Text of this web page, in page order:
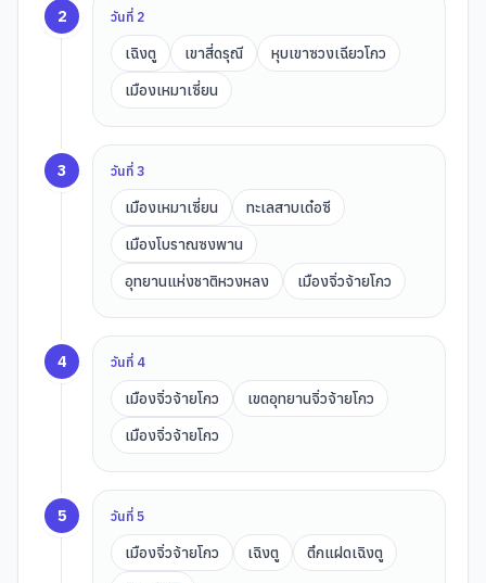
2 วันที่ 2
เฉิงตู เขาสี่ดรุณี
หุบเขาซวงเฉียวโกว
เมืองเหมาเซี่ยน
3 วันที่3
เมืองเหมาเซี่ยน
ทะเลสาบเต๋อซี
เมืองโบราณซงพาน
อุทยานแห่งชาติหวงหลง
เมืองจิ่วจ้ายโกว
4 วันที่ 4
เมืองจิ่วจ้ายโกว
เขตอุทยานจิ่วจ้ายโกว
เมืองจิ่วจ้ายโกว
5 วันที่5
เมืองจิ่วจ้ายโกว เฉิงตู
ตึกแฝดเฉิงตู